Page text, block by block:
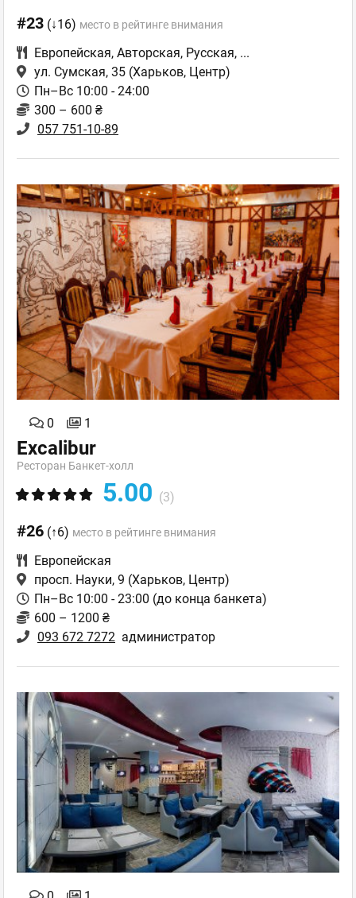
#23 (↓16) место в рейтинге внимания
Европейская, Авторская, Русская, ...
ул. Сумская, 35 (Харьков, Центр)
Пн–Вс 10:00 - 24:00
300 – 600 ₴
057 751-10-89
0 1
Excalibur
Ресторан Банкет-холл
5.00 (3)
#26 (↑6) место в рейтинге внимания
Европейская
просп. Науки, 9 (Харьков, Центр)
Пн–Вс 10:00 - 23:00 (до конца банкета)
600 – 1200 ₴
093 672 7272 администратор